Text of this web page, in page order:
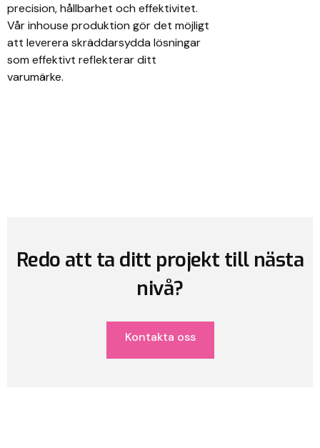
precision, hållbarhet och effektivitet.
Vår inhouse produktion gör det möjligt
att leverera skräddarsydda lösningar
som effektivt reflekterar ditt
varumärke.
Redo att ta ditt projekt till nästa
nivå?
Kontakta oss